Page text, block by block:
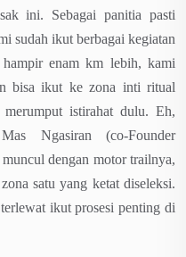
ini. Sebagai panitia pasti
sudah ikut berbagai kegiatan
enam km lebih, kami
bisa ikut ke zona inti ritual
istirahat dulu. Eh,
Ngasiran (co-Founder
dengan motor trailnya,
satu yang ketat diseleksi.
ikut prosesi penting di